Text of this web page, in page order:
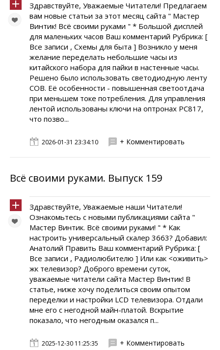
Здравствуйте, Уважаемые Читатели! Предлагаем
вам новые статьи за этот месяц сайта " Мастер
Винтик! Всё своими руками " * Большой дисплей
для маленьких часов Ваш комментарий Рубрика: [
Все записи , Схемы для быта ] Возникло у меня
желание переделать небольшие часы из
китайского набора для пайки в настенные часы.
Решено было использовать светодиодную ленту
СОВ. Её особенности - повышенная светоотдача
при меньшем токе потребления. Для управления
лентой использованы ключи на оптронах РС817,
что позво...
2026-01-31 23:34:10 + Комментировать
Всё своими руками. Выпуск 159
Здравствуйте, Уважаемые наши Читатели!
Ознакомьтесь с новыми публикациями сайта "
Мастер Винтик. Всё своими руками! " * Как
настроить универсальный скалер 3663? Добавил:
Анатолий Править Ваш комментарий Рубрика: [
Все записи , Радиолюбителю ] Или как <оживить>
жк телевизор? Доброго времени суток,
уважаемые читатели сайта Мастер Винтик! В
статье, ниже хочу поделиться своим опытом
переделки и настройки LCD телевизора. Отдали
мне его с негодной майн-платой. Вскрытие
показало, что негодным оказался п...
2025-12-30 11:25:35 + Комментировать